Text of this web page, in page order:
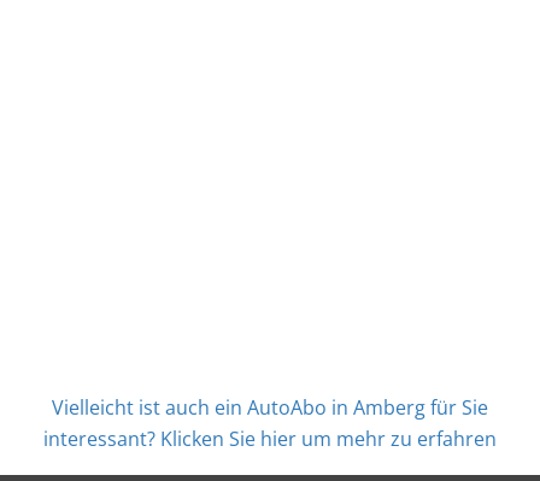
Vielleicht ist auch ein AutoAbo in Amberg für Sie
interessant? Klicken Sie hier um mehr zu erfahren